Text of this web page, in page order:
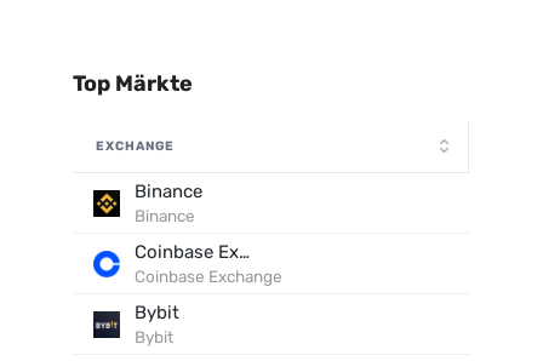
Top Märkte
EXCHANGE
Binance
Binance
Coinbase Exchange
Coinbase Exchange
Bybit
Bybit